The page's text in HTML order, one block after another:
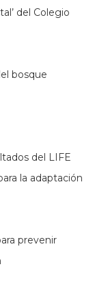
del Colegio
bosque
del LIFE
la adaptación
prevenir